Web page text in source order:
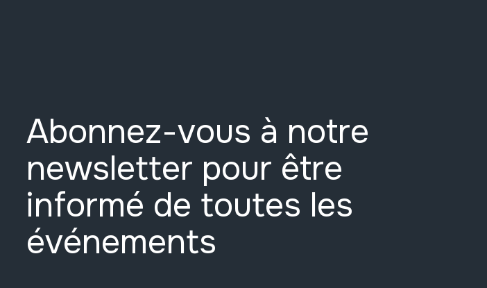
Abonnez-vous à notre
newsletter pour être
informé de toutes les
événements